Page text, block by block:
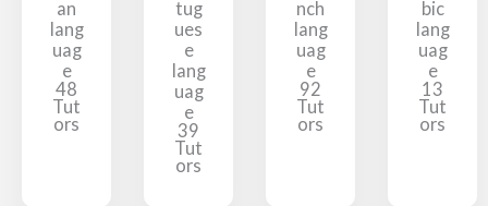
an
lang
uag
e
48
Tut
ors
tug
ues
e
lang
uag
e
39
Tut
ors
nch
lang
uag
e
92
Tut
ors
bic
lang
uag
e
13
Tut
ors